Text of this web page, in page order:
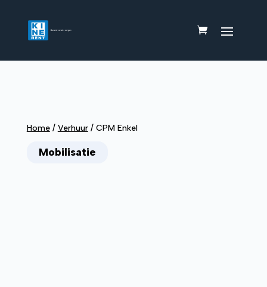
Home/ Verhuur/ CPM Enkel
Mobilisatie